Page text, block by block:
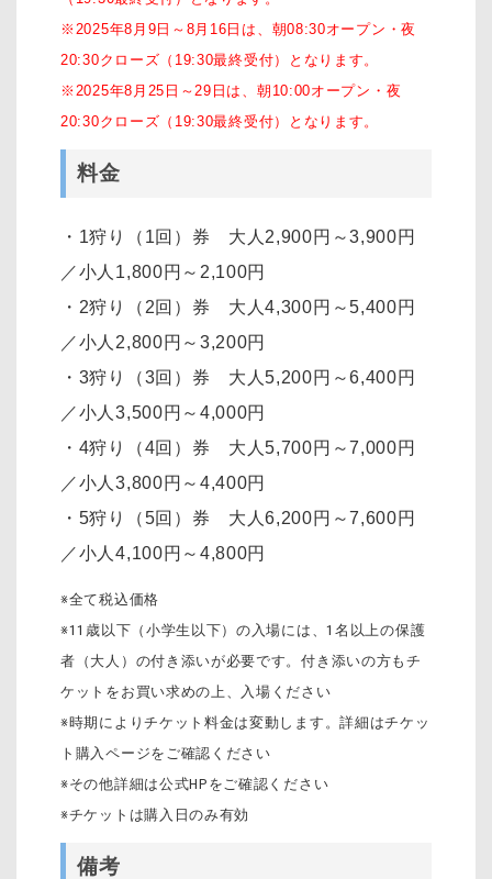
※2025年8月9日～8月16日は、朝08:30オープン・夜
20:30クローズ（19:30最終受付）となります。
※2025年8月25日～29日は、朝10:00オープン・夜
20:30クローズ（19:30最終受付）となります。
料金
・1狩り（1回）券 大人2,900円～3,900円
／小人1,800円～2,100円
・2狩り（2回）券 大人4,300円～5,400円
／小人2,800円～3,200円
・3狩り（3回）券 大人5,200円～6,400円
／小人3,500円～4,000円
・4狩り（4回）券 大人5,700円～7,000円
／小人3,800円～4,400円
・5狩り（5回）券 大人6,200円～7,600円
／小人4,100円～4,800円
※全て税込価格
※11歳以下（小学生以下）の入場には、1名以上の保護
者（大人）の付き添いが必要です。付き添いの方もチ
ケットをお買い求めの上、入場ください
※時期によりチケット料金は変動します。詳細はチケッ
ト購入ページをご確認ください
※その他詳細は公式HPをご確認ください
※チケットは購入日のみ有効
備考